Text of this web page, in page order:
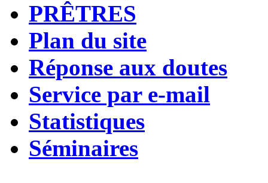
PRÊTRES
Plan du site
Réponse aux doutes
Service par e-mail
Statistiques
Séminaires